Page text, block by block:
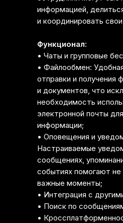
информацией,
и координировать
Функционал:
• Чаты и групповые
• Файлообмен:
отправки и получения
и документов, что
необходимость
электронной почты
информации;
• Оповещения и
Настраиваемые
сообщениях,
событиях помогают не
важные моменты;
• Интеграция с
• Поиск по
•